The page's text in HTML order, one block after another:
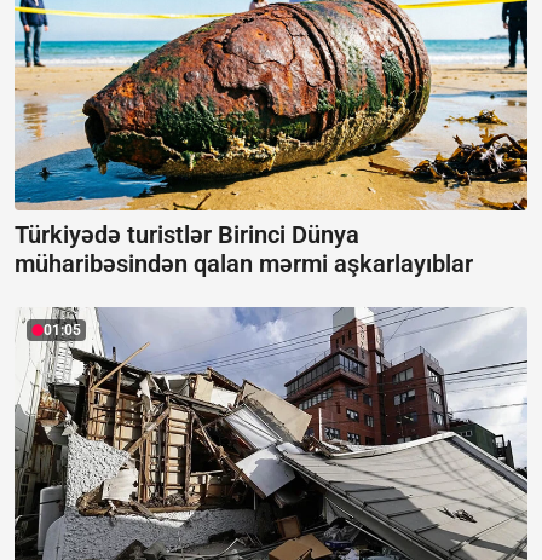
Türkiyədə turistlər Birinci Dünya
müharibəsindən qalan mərmi aşkarlayıblar
01:05